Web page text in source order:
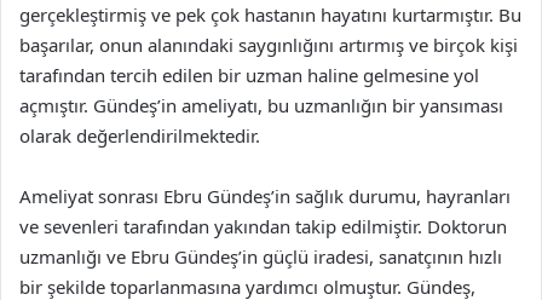
gerçekleştirmiş ve pek çok hastanın hayatını kurtarmıştır. Bu
başarılar, onun alanındaki saygınlığını artırmış ve birçok kişi
tarafından tercih edilen bir uzman haline gelmesine yol
açmıştır. Gündeş’in ameliyatı, bu uzmanlığın bir yansıması
olarak değerlendirilmektedir.
Ameliyat sonrası Ebru Gündeş’in sağlık durumu, hayranları
ve sevenleri tarafından yakından takip edilmiştir. Doktorun
uzmanlığı ve Ebru Gündeş’in güçlü iradesi, sanatçının hızlı
bir şekilde toparlanmasına yardımcı olmuştur. Gündeş,